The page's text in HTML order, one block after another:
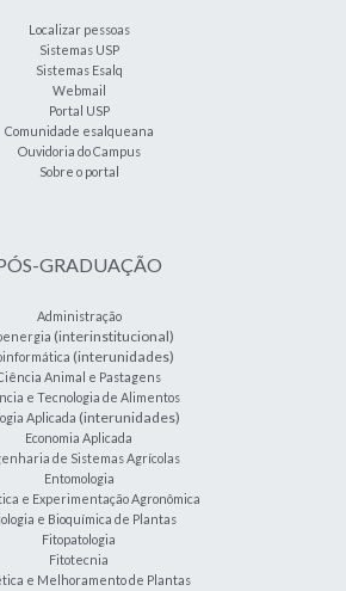
Localizar pessoas
Sistemas USP
Sistemas Esalq
Webmail
Portal USP
Comunidade esalqueana
Ouvidoria do Campus
Sobre o portal
GRADUAÇÃO
Administração
(interinstitucional)
(interunidades)
Animal e Pastagens
e Tecnologia de Alimentos
Aplicada (interunidades)
Economia Aplicada
de Sistemas Agrícolas
Entomologia
e Experimentação Agronômica
e Bioquímica de Plantas
Fitopatologia
Fitotecnia
e Melhoramento de Plantas